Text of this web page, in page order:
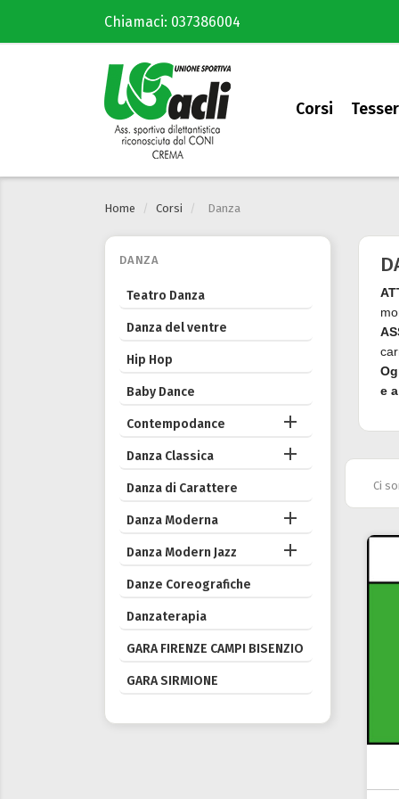
Chiamaci: 037386004
Corsi
Home Corsi Danza
DANZA
Teatro Danza
Danza del ventre
Hip Hop
Baby Dance
Contempodance 
Danza Classica 
Danza di Carattere
Danza Moderna 
Danza Modern Jazz 
Danze Coreografiche
Danzaterapia
GARA FIRENZE CAMPI BISENZIO
GARA SIRMIONE
e
Ci